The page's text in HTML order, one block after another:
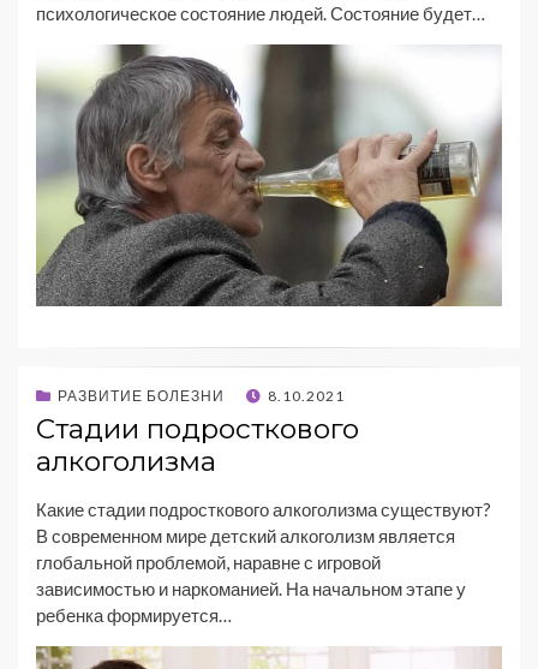
психологическое состояние людей. Состояние будет…
РАЗВИТИЕ БОЛЕЗНИ 8.10.2021
Стадии подросткового
алкоголизма
Какие стадии подросткового алкоголизма существуют?
В современном мире детский алкоголизм является
глобальной проблемой, наравне с игровой
зависимостью и наркоманией. На начальном этапе у
ребенка формируется…